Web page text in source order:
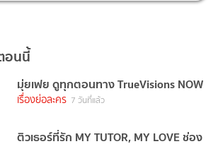
อนนี้
มุ่ยเฟย ดูทุกตอนทาง TrueVisions NOW
เรื่องย่อละคร 7 วันที่แล้ว
ติวเธอร์ที่รัก MY TUTOR, MY LOVE ช่อง